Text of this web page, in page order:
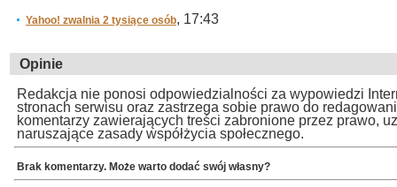
Yahoo! zwalnia 2 tysiące osób, 17:43
Opinie
Redakcja nie ponosi odpowiedzialności za wypowiedzi
stronach serwisu oraz zastrzega sobie prawo do
komentarzy zawierających treści zabronione przez prawo,
naruszające zasady współżycia społecznego.
Brak komentarzy. Może warto dodać swój własny?